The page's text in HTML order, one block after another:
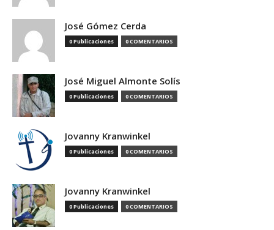
José Gómez Cerda
0 Publicaciones 0 COMENTARIOS
José Miguel Almonte Solís
0 Publicaciones 0 COMENTARIOS
Jovanny Kranwinkel
0 Publicaciones 0 COMENTARIOS
Jovanny Kranwinkel
0 Publicaciones 0 COMENTARIOS